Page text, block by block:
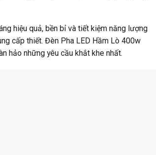
hiệu quả, bền bỉ và tiết kiệm năng lượng
cấp thiết. Đèn Pha LED Hầm Lò 400w
hảo những yêu cầu khắt khe nhất.